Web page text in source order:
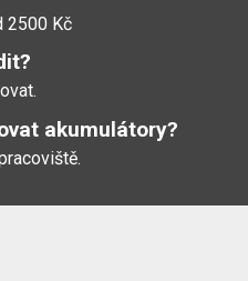
2500 Kč
akumulátory?